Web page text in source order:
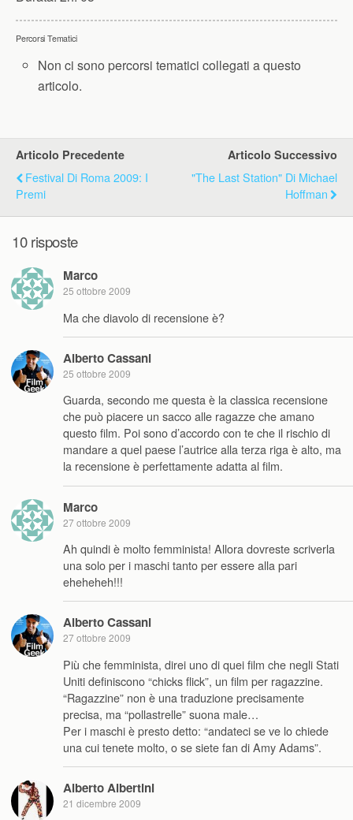
Percorsi Tematici
Non ci sono percorsi tematici collegati a questo
articolo.
Articolo Precedente
Festival Di Roma 2009: I
Premi
Articolo Successivo
"The Last Station" Di Michael
Hoffman
10 risposte
Marco
25 ottobre 2009
Ma che diavolo di recensione è?
Alberto Cassani
25 ottobre 2009
Guarda, secondo me questa è la classica recensione
che può piacere un sacco alle ragazze che amano
questo film. Poi sono d’accordo con te che il rischio di
mandare a quel paese l’autrice alla terza riga è alto, ma
la recensione è perfettamente adatta al film.
Marco
27 ottobre 2009
Ah quindi è molto femminista! Allora dovreste scriverla
una solo per i maschi tanto per essere alla pari
eheheheh!!!
Alberto Cassani
27 ottobre 2009
Più che femminista, direi uno di quei film che negli Stati
Uniti definiscono “chicks flick”, un film per ragazzine.
“Ragazzine” non è una traduzione precisamente
precisa, ma “pollastrelle” suona male…
Per i maschi è presto detto: “andateci se ve lo chiede
una cui tenete molto, o se siete fan di Amy Adams”.
Alberto Albertini
21 dicembre 2009